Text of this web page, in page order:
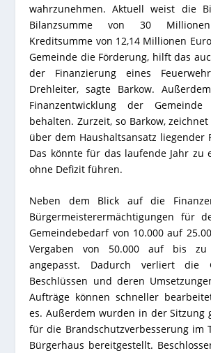
wahrzunehmen. Aktuell weist die
Bilanzsumme von 30
Kreditsumme von 12,14 Millionen
Gemeinde die Förderung, hilft das
der Finanzierung eines
Drehleiter, sagte Barkow.
Finanzentwicklung der
behalten. Zurzeit, so Barkow,
über dem Haushaltsansatz liegender
Das könnte für das laufende Jahr zu
ohne Defizit führen.
Neben dem Blick auf die
Bürgermeisterermächtigungen für
Gemeindebedarf von 10.000 auf
Vergaben von 50.000 auf bis zu
angepasst. Dadurch verliert die
Beschlüssen und deren
Aufträge können schneller
es. Außerdem wurden in der Sitzung
für die Brandschutzverbesserung im
Bürgerhaus bereitgestellt.